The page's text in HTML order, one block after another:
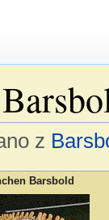
z
Barsbold